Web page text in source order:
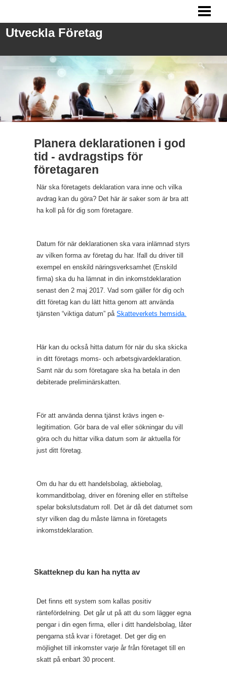
ANSTÄLLA PERSONAL
MARKNADSFÖRING
BLOGG
Utveckla Företag
Planera deklarationen i god
tid - avdragstips för
företagaren
När ska företagets deklaration vara inne och vilka
avdrag kan du göra? Det här är saker som är bra att
ha koll på för dig som företagare.
Datum för när deklarationen ska vara inlämnad styrs
av vilken forma av företag du har. Ifall du driver till
exempel en enskild näringsverksamhet (Enskild
firma) ska du ha lämnat in din inkomstdeklaration
senast den 2 maj 2017. Vad som gäller för dig och
ditt företag kan du lätt hitta genom att använda
tjänsten “viktiga datum” påSkatteverkets hemsida.
Här kan du också hitta datum för när du ska skicka
in ditt företags moms- och arbetsgivardeklaration.
Samt när du som företagare ska ha betala in den
debiterade preliminärskatten.
För att använda denna tjänst krävs ingen e-
legitimation. Gör bara de val eller sökningar du vill
göra och du hittar vilka datum som är aktuella för
just ditt företag.
Om du har du ett handelsbolag, aktiebolag,
kommanditbolag, driver en förening eller en stiftelse
spelar bokslutsdatum roll. Det är då det datumet som
styr vilken dag du måste lämna in företagets
inkomstdeklaration.
Skatteknep du kan ha nytta av
Det finns ett system som kallas positiv
räntefördelning. Det går ut på att du som lägger egna
pengar i din egen firma, eller i ditt handelsbolag, låter
pengarna stå kvar i företaget. Det ger dig en
möjlighet till inkomster varje år från företaget till en
skatt på enbart 30 procent.